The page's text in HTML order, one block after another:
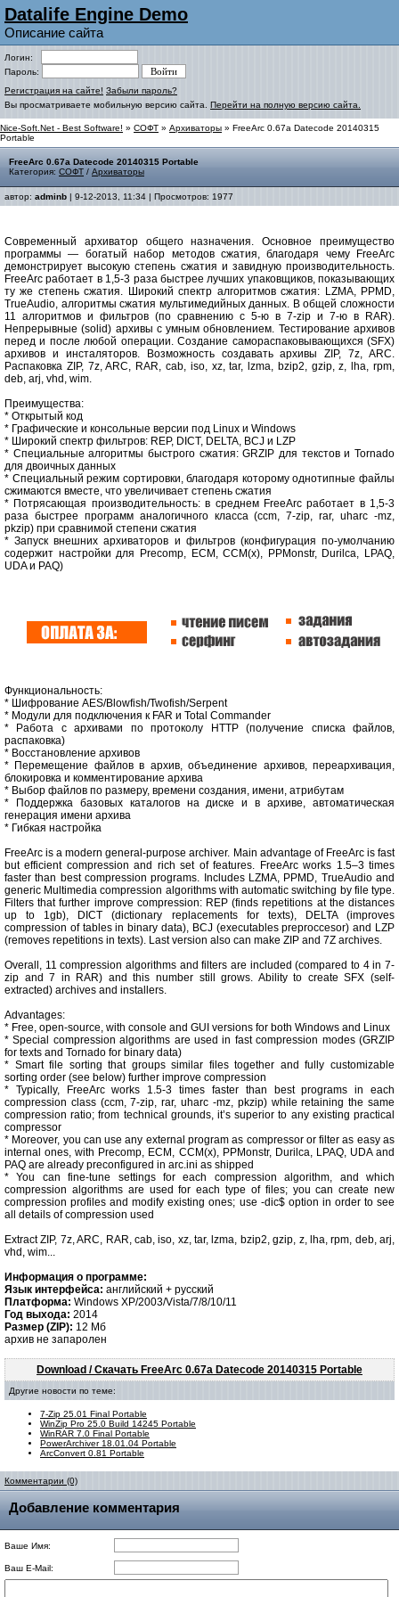
Datalife Engine Demo
Описание сайта
Логин:
Пароль:
Регистрация на сайте! Забыли пароль?
Вы просматриваете мобильную версию сайта. Перейти на полную версию сайта.
Nice-Soft.Net - Best Software! » СОФТ » Архиваторы » FreeArc 0.67a Datecode 20140315
Portable
FreeArc 0.67a Datecode 20140315 Portable
Категория: СОФТ / Архиваторы
автор: adminb | 9-12-2013, 11:34 | Просмотров: 1977
Современный архиватор общего назначения. Основное преимущество
программы — богатый набор методов сжатия, благодаря чему FreeArc
демонстрирует высокую степень сжатия и завидную производительность.
FreeArc работает в 1,5-3 раза быстрее лучших упаковщиков, показывающих
ту же степень сжатия. Широкий спектр алгоритмов сжатия: LZMA, PPMD,
TrueAudio, алгоритмы сжатия мультимедийных данных. В общей сложности
11 алгоритмов и фильтров (по сравнению с 5-ю в 7-zip и 7-ю в RAR).
Непрерывные (solid) архивы с умным обновлением. Тестирование архивов
перед и после любой операции. Создание самораспаковывающихся (SFX)
архивов и инсталяторов. Возможность создавать архивы ZIP, 7z, ARC.
Распаковка ZIP, 7z, ARC, RAR, cab, iso, xz, tar, lzma, bzip2, gzip, z, lha, rpm,
deb, arj, vhd, wim.
Преимущества:
* Открытый код
* Графические и консольные версии под Linux и Windows
* Широкий спектр фильтров: REP, DICT, DELTA, BCJ и LZP
* Специальные алгоритмы быстрого сжатия: GRZIP для текстов и Tornado
для двоичных данных
* Специальный режим сортировки, благодаря которому однотипные файлы
сжимаются вместе, что увеличивает степень сжатия
* Потрясающая производительность: в среднем FreeArc работает в 1,5-3
раза быстрее программ аналогичного класса (ccm, 7-zip, rar, uharc -mz,
pkzip) при сравнимой степени сжатия
* Запуск внешних архиваторов и фильтров (конфигурация по-умолчанию
содержит настройки для Precomp, ECM, CCM(x), PPMonstr, Durilca, LPAQ,
UDA и PAQ)
Функциональность:
* Шифрование AES/Blowfish/Twofish/Serpent
* Модули для подключения к FAR и Total Commander
* Работа с архивами по протоколу HTTP (получение списка файлов,
распаковка)
* Восстановление архивов
* Перемещение файлов в архив, объединение архивов, переархивация,
блокировка и комментирование архива
* Выбор файлов по размеру, времени создания, имени, атрибутам
* Поддержка базовых каталогов на диске и в архиве, автоматическая
генерация имени архива
* Гибкая настройка
FreeArc is a modern general-purpose archiver. Main advantage of FreeArc is fast
but efficient compression and rich set of features. FreeArc works 1.5–3 times
faster than best compression programs. Includes LZMA, PPMD, TrueAudio and
generic Multimedia compression algorithms with automatic switching by file type.
Filters that further improve compression: REP (finds repetitions at the distances
up to 1gb), DICT (dictionary replacements for texts), DELTA (improves
compression of tables in binary data), BCJ (executables preproccesor) and LZP
(removes repetitions in texts). Last version also can make ZIP and 7Z archives.
Overall, 11 compression algorithms and filters are included (compared to 4 in 7-
zip and 7 in RAR) and this number still grows. Ability to create SFX (self-
extracted) archives and installers.
Advantages:
* Free, open-source, with console and GUI versions for both Windows and Linux
* Special compression algorithms are used in fast compression modes (GRZIP
for texts and Tornado for binary data)
* Smart file sorting that groups similar files together and fully customizable
sorting order (see below) further improve compression
* Typically, FreeArc works 1.5-3 times faster than best programs in each
compression class (ccm, 7-zip, rar, uharc -mz, pkzip) while retaining the same
compression ratio; from technical grounds, it’s superior to any existing practical
compressor
* Moreover, you can use any external program as compressor or filter as easy as
internal ones, with Precomp, ECM, CCM(x), PPMonstr, Durilca, LPAQ, UDA and
PAQ are already preconfigured in arc.ini as shipped
* You can fine-tune settings for each compression algorithm, and which
compression algorithms are used for each type of files; you can create new
compression profiles and modify existing ones; use -dic$ option in order to see
all details of compression used
Extract ZIP, 7z, ARC, RAR, cab, iso, xz, tar, lzma, bzip2, gzip, z, lha, rpm, deb, arj,
vhd, wim...
Информация о программе:
Язык интерфейса: английский + русский
Платформа: Windows XP/2003/Vista/7/8/10/11
Год выхода: 2014
Размер (ZIP): 12 Мб
архив не запаролен
Download / Скачать FreeArc 0.67a Datecode 20140315 Portable
Другие новости по теме:
7-Zip 25.01 Final Portable
WinZip Pro 25.0 Build 14245 Portable
WinRAR 7.0 Final Portable
PowerArchiver 18.01.04 Portable
ArcConvert 0.81 Portable
Комментарии (0)
Добавление комментария
Ваше Имя:
Ваш E-Mail: